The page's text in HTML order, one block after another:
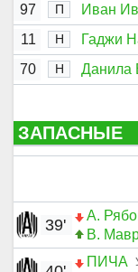
97
П
Иван
11
Н Гаджи
70 Н Данила
ЗАПАСНЫЕ
А.
В.
39'
ПИЧА